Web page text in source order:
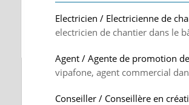
Electricien / Electricienne de
electricien de chantier dans le
Agent / Agente de promotion
vipafone, agent commercial
Conseiller / Conseillère en